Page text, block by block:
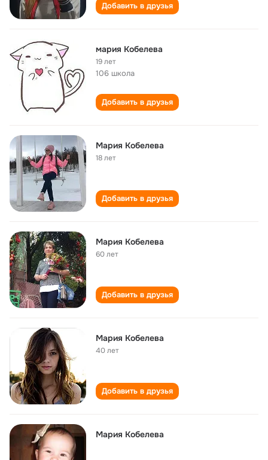
Добавить в друзья
мария Кобелева
19 лет
106 школа
Добавить в друзья
Мария Кобелева
18 лет
Добавить в друзья
Мария Кобелева
60 лет
Добавить в друзья
Мария Кобелева
40 лет
Добавить в друзья
Мария Кобелева